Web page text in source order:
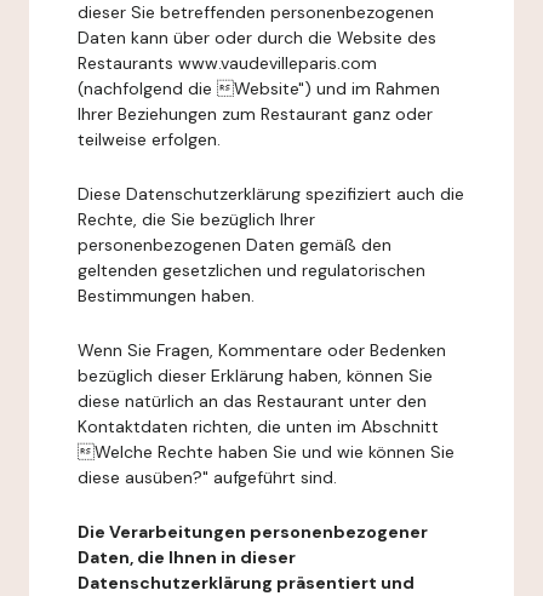
dieser Sie betreffenden personenbezogenen
Daten kann über oder durch die Website des
Restaurants www.vaudevilleparis.com
(nachfolgend die Website") und im Rahmen
Ihrer Beziehungen zum Restaurant ganz oder
teilweise erfolgen.
Diese Datenschutzerklärung spezifiziert auch die
Rechte, die Sie bezüglich Ihrer
personenbezogenen Daten gemäß den
geltenden gesetzlichen und regulatorischen
Bestimmungen haben.
Wenn Sie Fragen, Kommentare oder Bedenken
bezüglich dieser Erklärung haben, können Sie
diese natürlich an das Restaurant unter den
Kontaktdaten richten, die unten im Abschnitt
Welche Rechte haben Sie und wie können Sie
diese ausüben?" aufgeführt sind.
Die Verarbeitungen personenbezogener
Daten, die Ihnen in dieser
Datenschutzerklärung präsentiert und